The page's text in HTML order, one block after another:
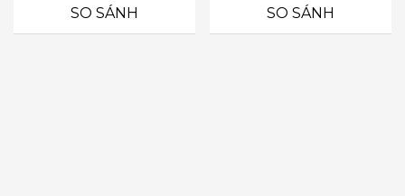
sao
SO SÁNH
sao
SO SÁNH